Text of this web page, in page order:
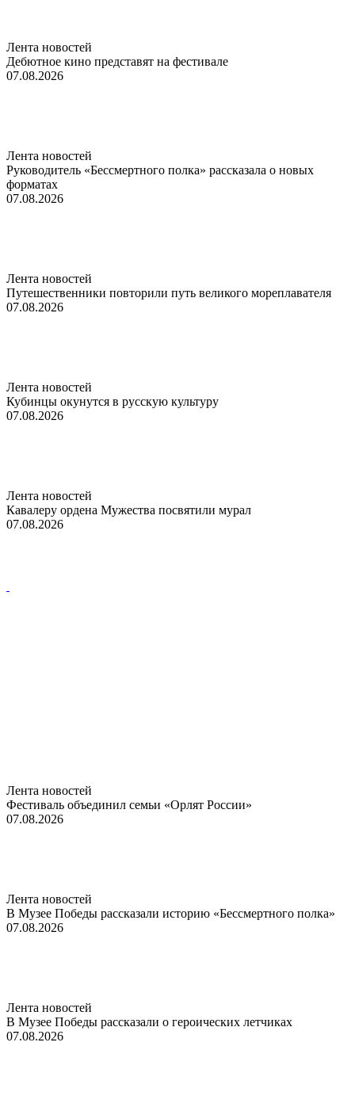
Лента новостей
Дебютное кино представят на фестивале
07.08.2026
Лента новостей
Руководитель «Бессмертного полка» рассказала о новых
форматах
07.08.2026
Лента новостей
Путешественники повторили путь великого мореплавателя
07.08.2026
Лента новостей
Кубинцы окунутся в русскую культуру
07.08.2026
Лента новостей
Кавалеру ордена Мужества посвятили мурал
07.08.2026
Лента новостей
Фестиваль объединил семьи «Орлят России»
07.08.2026
Лента новостей
В Музее Победы рассказали историю «Бессмертного полка»
07.08.2026
Лента новостей
В Музее Победы рассказали о героических летчиках
07.08.2026